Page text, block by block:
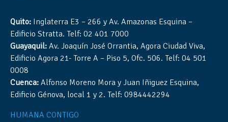
Quito: Inglaterra E3 – 266 y Av. Amazonas Esquina –
Edificio Stratta. Telf: 02 401 7000
Guayaquil: Av. Joaquín José Orrantia, Agora Ciudad Viva,
Edificio Agora 21- Torre A – Piso 5, Ofc. 506. Telf: 04 501
0008
Cuenca: Alfonso Moreno Mora y Juan Iñiguez Esquina,
Edificio Génova, local 1 y 2. Telf: 0984442294
HUMANA CONTIGO